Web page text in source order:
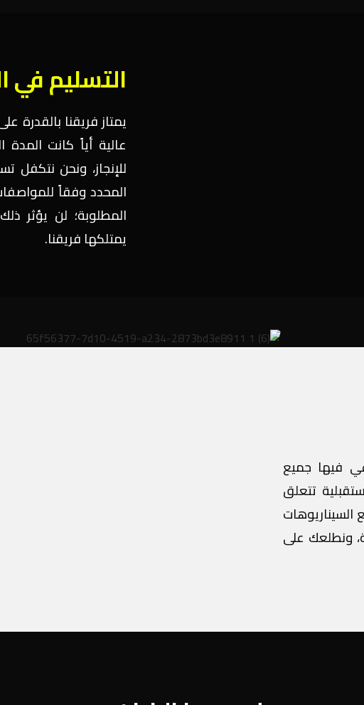
التسليم في
يمتاز فريقنا بالقدرة
عالية أياً كانت
للإنجاز، ونحن نتكفل
المحدد وفقاً
المطلوبة؛ لن يؤثر
يمتلكها فريقنا.
فيها جميع
تتعلق
السيناريوهات
ونطلعك على